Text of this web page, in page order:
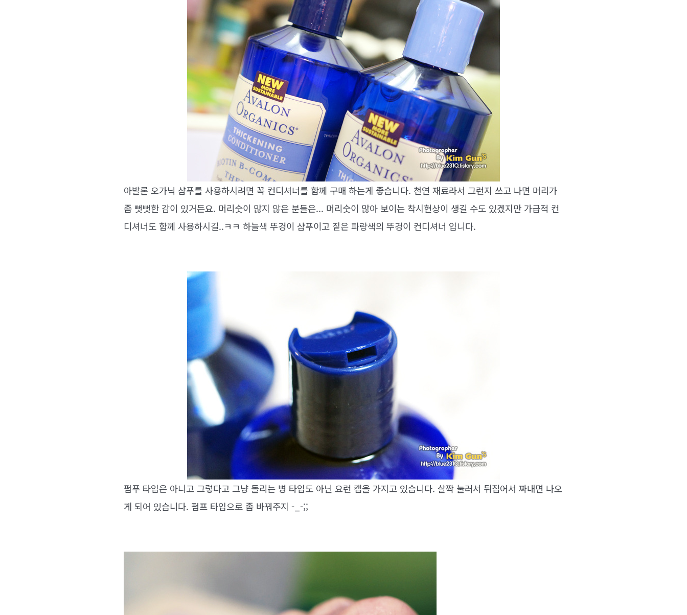
아발론 오가닉 샴푸를 사용하시려면 꼭 컨디셔너를 함께 구매 하는게 좋습니다. 천연 재료라서 그런지 쓰고 나면 머리가
좀 뻣뻣한 감이 있거든요. 머리숫이 많지 않은 분들은... 머리숫이 많아 보이는 착시현상이 생길 수도 있겠지만 가급적 컨
디셔너도 함께 사용하시길..ㅋㅋ 하늘색 뚜겅이 샴푸이고 짙은 파랑색의 뚜겅이 컨디셔너 입니다.
펌푸 타입은 아니고 그렇다고 그냥 돌리는 병 타입도 아닌 요런 캡을 가지고 있습니다. 살짝 눌러서 뒤집어서 짜내면 나오
게 되어 있습니다. 펌프 타입으로 좀 바꿔주지 -_-;;